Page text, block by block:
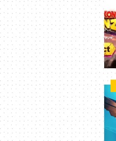
技
全
方
位
資